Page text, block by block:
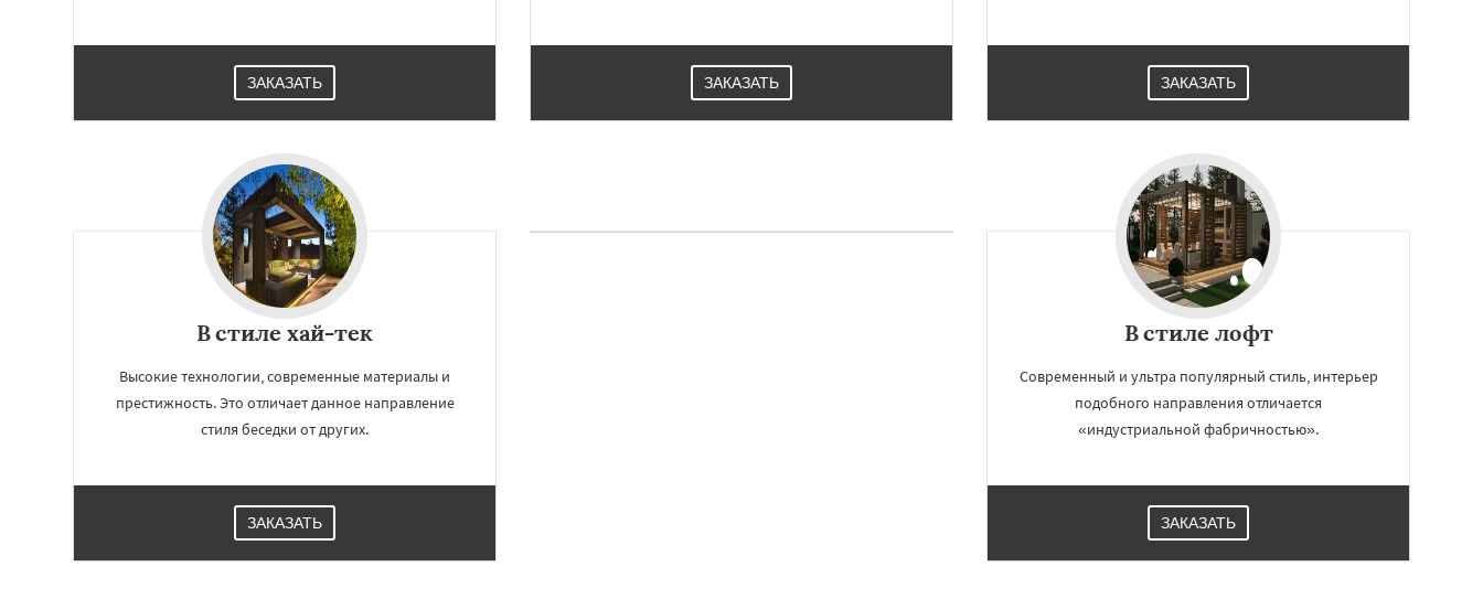
ЗАКАЗАТЬ ЗАКАЗАТЬ ЗАКАЗАТЬ
В стиле хай-тек
Высокие технологии, современные материалы и
престижность. Это отличает данное направление
стиля беседки от других.
ЗАКАЗАТЬ
В стиле лофт
Современный и ультра популярный стиль, интерьер
подобного направления отличается
«индустриальной фабричностью».
ЗАКАЗАТЬ